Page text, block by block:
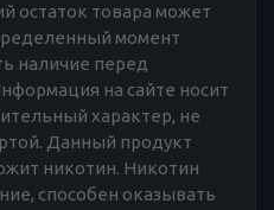
остаток товара может
момент
наличие перед
на сайте носит
характер, не
Данный продукт
никотин. Никотин
способен оказывать